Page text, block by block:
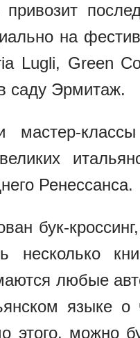
на
Lugli, Green
саду Эрмитаж.
мастер-
Ренессанса.
бук-
несколько
любые
языке о
этого, можно